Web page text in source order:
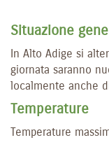
Situazione
In Alto Adige si
giornata saranno
localmente anche
Temperature
Temperature